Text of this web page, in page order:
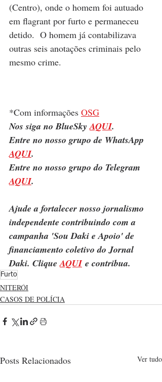
(Centro), onde o homem foi autuado
em flagrant por furto e permaneceu
detido.  O homem já contabilizava
outras seis anotações criminais pelo
mesmo crime.
*Com informações OSG
Nos siga no BlueSky AQUI.
Entre no nosso grupo de WhatsApp
AQUI.
Entre no nosso grupo do Telegram
AQUI.
Ajude a fortalecer nosso jornalismo
independente contribuindo com a
campanha 'Sou Daki e Apoio' de
financiamento coletivo do Jornal
Daki. Clique AQUI e contribua.
Furto
NITERÓI
CASOS DE POLÍCIA
Posts Relacionados Ver tudo